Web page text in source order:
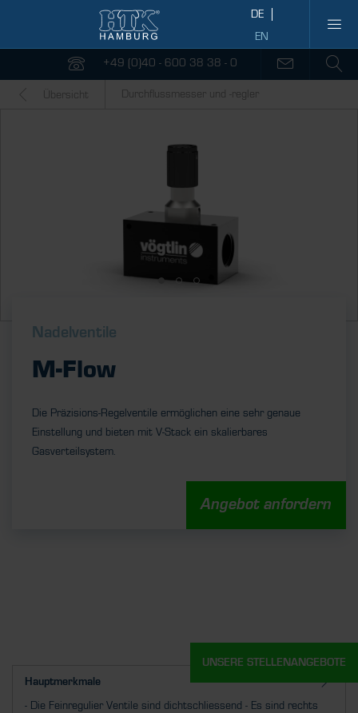
+49 (0)40 - 600 38 38 - 0
Übersicht Durchflussmesser und -regler
Nadelventile
M-Flow
Die Präzisions-Regelventile ermöglichen eine sehr genaue
Einstellung und bieten mit V-Stack ein skalierbares
Gasverteilsystem.
Angebot anfordern
Hauptmerkmale
- Die Feinregulier Ventile sind dichtschliessend - Es sind rechts
UNSERE STELLENANGEBOTE